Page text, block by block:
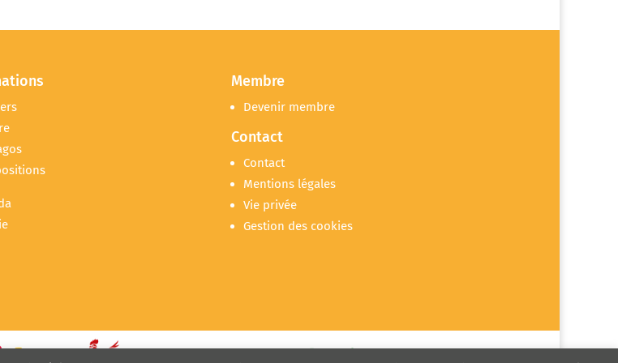
Membre
Devenir membre
Contact
Contact
Mentions légales
Vie privée
Gestion des cookies